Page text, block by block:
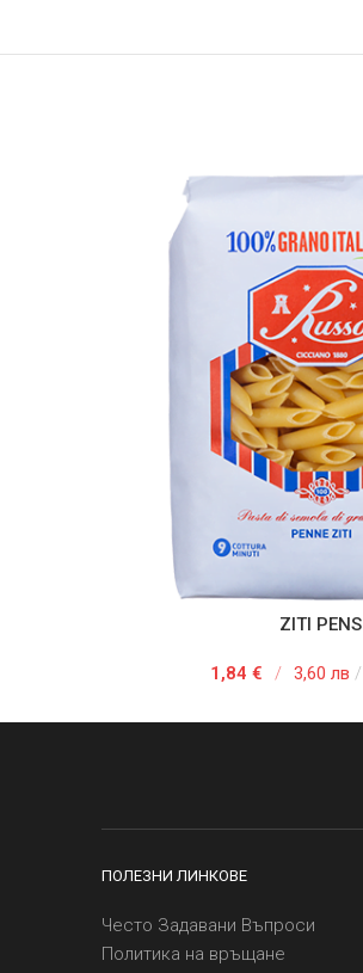
ДОБАВЯНЕ В КОЛИЧКАТАZITI PENS
1,84€ / 3,60 лв
ПОЛЕЗНИ ЛИНКОВЕ
Често Задавани Въпроси
Политика на връщане